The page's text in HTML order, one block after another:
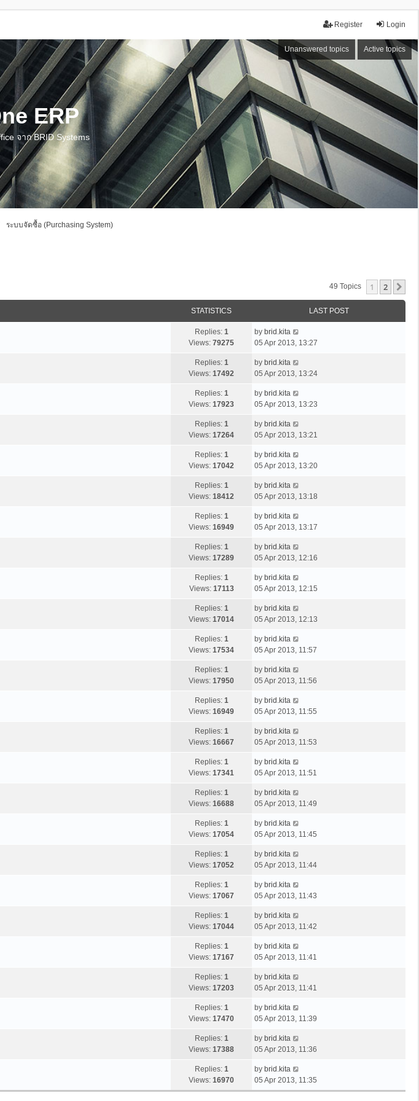
Login
Register
Unanswered topics Active topics
ERP
จาก BRID Systems
ระบบจัดซื้อ (Purchasing System)
49 Topics 1 2
STATISTICS LAST POST
Replies: 1
Views: 79275
by brid.kita
05 Apr 2013, 13:27
Replies: 1
Views: 17492
by brid.kita
05 Apr 2013, 13:24
Replies: 1
Views: 17923
by brid.kita
05 Apr 2013, 13:23
Replies: 1
Views: 17264
by brid.kita
05 Apr 2013, 13:21
Replies: 1
Views: 17042
by brid.kita
05 Apr 2013, 13:20
Replies: 1
Views: 18412
by brid.kita
05 Apr 2013, 13:18
Replies: 1
Views: 16949
by brid.kita
05 Apr 2013, 13:17
Replies: 1
Views: 17289
by brid.kita
05 Apr 2013, 12:16
Replies: 1
Views: 17113
by brid.kita
05 Apr 2013, 12:15
Replies: 1
Views: 17014
by brid.kita
05 Apr 2013, 12:13
Replies: 1
Views: 17534
by brid.kita
05 Apr 2013, 11:57
Replies: 1
Views: 17950
by brid.kita
05 Apr 2013, 11:56
Replies: 1
Views: 16949
by brid.kita
05 Apr 2013, 11:55
Replies: 1
Views: 16667
by brid.kita
05 Apr 2013, 11:53
Replies: 1
Views: 17341
by brid.kita
05 Apr 2013, 11:51
Replies: 1
Views: 16688
by brid.kita
05 Apr 2013, 11:49
Replies: 1
Views: 17054
by brid.kita
05 Apr 2013, 11:45
Replies: 1
Views: 17052
by brid.kita
05 Apr 2013, 11:44
Replies: 1
Views: 17067
by brid.kita
05 Apr 2013, 11:43
Replies: 1
Views: 17044
by brid.kita
05 Apr 2013, 11:42
Replies: 1
Views: 17167
by brid.kita
05 Apr 2013, 11:41
Replies: 1
Views: 17203
by brid.kita
05 Apr 2013, 11:41
Replies: 1
Views: 17470
by brid.kita
05 Apr 2013, 11:39
Replies: 1
Views: 17388
by brid.kita
05 Apr 2013, 11:36
Replies: 1
Views: 16970
by brid.kita
05 Apr 2013, 11:35